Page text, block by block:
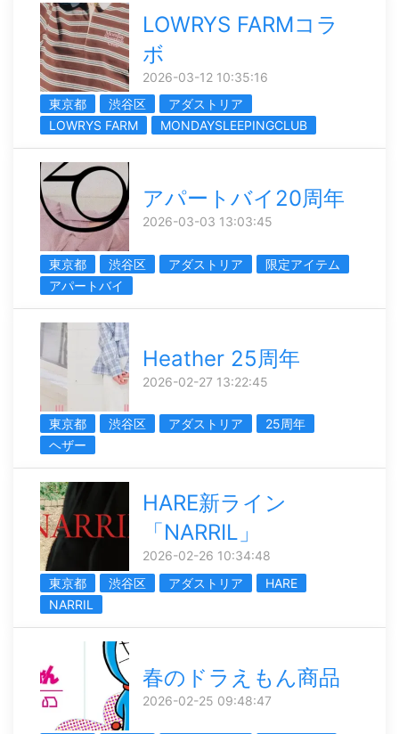
LOWRYS FARMコラ
ボ
2026-03-12 10:35:16
東京都
渋谷区
アダストリア
LOWRYS FARM
MONDAYSLEEPINGCLUB
アパートバイ20周年
2026-03-03 13:03:45
東京都 渋谷区 アダストリア
限定アイテム
アパートバイ
Heather 25周年
2026-02-27 13:22:45
東京都 渋谷区 アダストリア
25周年
ヘザー
HARE新ライン
「NARRIL」
2026-02-26 10:34:48
東京都
渋谷区 アダストリア
HARE
NARRIL
春のドラえもん商品
2026-02-25 09:48:47